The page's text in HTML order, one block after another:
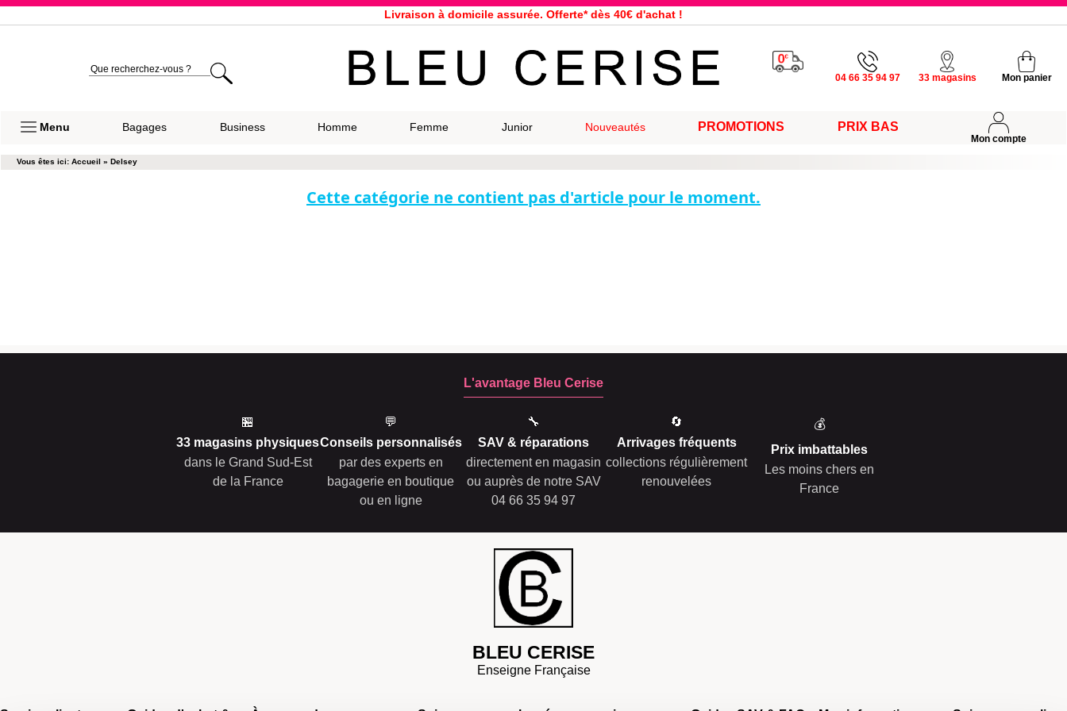
Livraison à domicile assurée. Offerte* dès 40€ d'achat !
Expédition le jour même pour toutes commandes passées avant 12h, du lundi au vendredi
33 magasins répartis dans la France. Un à proximité de chez vous ?
04 66 35 94 97 33 magasins Mon panier
Menu Bagages Business Homme Femme Junior Nouveautés PROMOTIONS PRIX BAS
Mon compte
Vous êtes ici: Accueil » Delsey
Cette catégorie ne contient pas d'article pour le moment.
L'avantage Bleu Cerise
🏪
33 magasins physiques
dans le Grand Sud-Est
de la France
💬
Conseils personnalisés
par des experts en
bagagerie en boutique
ou en ligne
🔧
SAV & réparations
directement en magasin
ou auprès de notre SAV
04 66 35 94 97
🔄
Arrivages fréquents
collections régulièrement
renouvelées
💰
Prix imbattables
Les moins chers en
France
BLEU CERISE
Enseigne Française